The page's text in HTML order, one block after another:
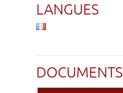
LANGUES
DOCUMENTS